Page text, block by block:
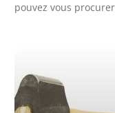
pouvez vous